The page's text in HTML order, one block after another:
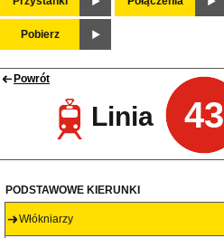
Pobierz
Powrót
Linia 43
PODSTAWOWE KIERUNKI
Włókniarzy